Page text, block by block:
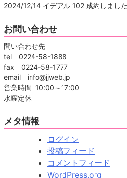
2024/12/14 イデアル 102 成約しました
お問い合わせ
問い合わせ先
tel 0224-58-1888
fax 0224-58-1777
email info@jjweb.jp
営業時間 10:00～17:00
水曜定休
メタ情報
ログイン
投稿フィード
コメントフィード
WordPress.org